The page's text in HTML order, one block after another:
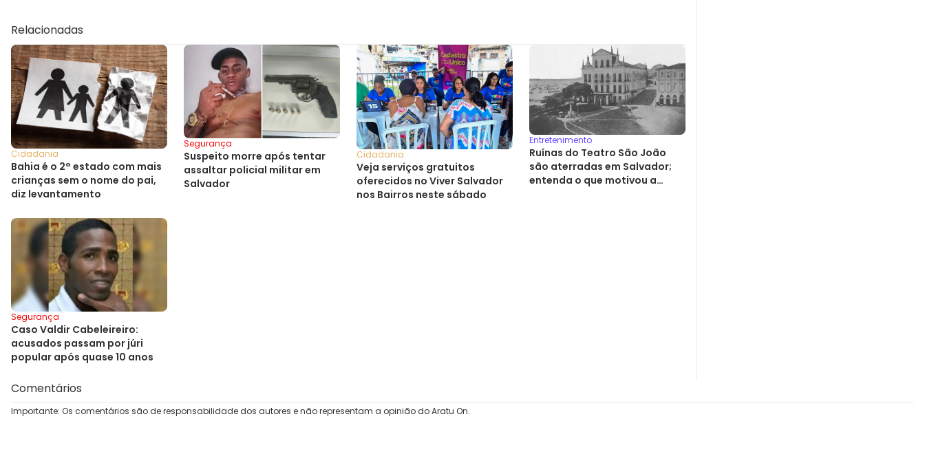
Relacionadas
Cidadania
Bahia é o 2° estado com mais
crianças sem o nome do pai,
diz levantamento
Segurança
Suspeito morre após tentar
assaltar policial militar em
Salvador
Cidadania
Veja serviços gratuitos
oferecidos no Viver Salvador
nos Bairros neste sábado
Entretenimento
Ruínas do Teatro São João
são aterradas em Salvador;
entenda o que motivou a
Segurança
Caso Valdir Cabeleireiro:
acusados passam por júri
popular após quase 10 anos
Comentários
Importante: Os comentários são de responsabilidade dos autores e não representam a opinião do Aratu On.